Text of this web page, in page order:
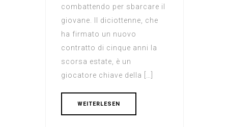
combattendo per sbarcare il
giovane. Il diciottenne, che
ha firmato un nuovo
contratto di cinque anni la
scorsa estate, è un
giocatore chiave della […]
WEITERLESEN